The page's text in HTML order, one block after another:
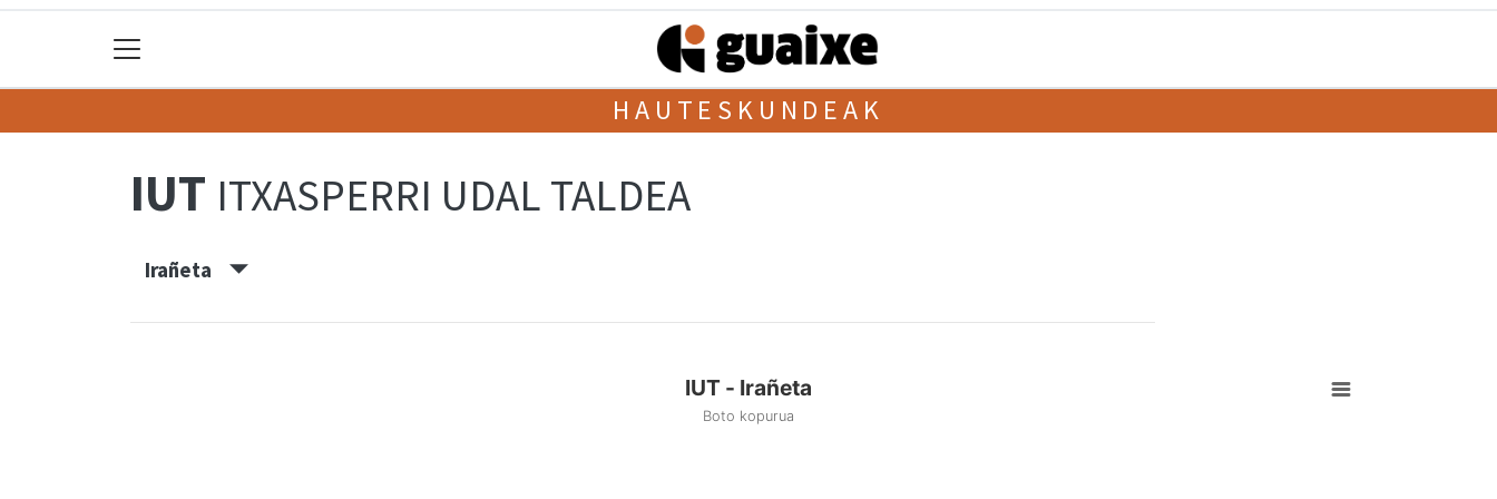
HAUTESKUNDEAK
IUT ITXASPERRI UDAL TALDEA
Irañeta
IUT - Irañeta
Boto kopurua